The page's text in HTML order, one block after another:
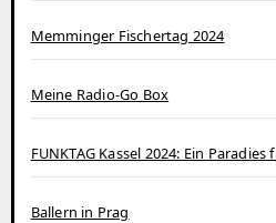
Memminger Fischertag 2024
Meine Radio-Go Box
FUNKTAG Kassel 2024: Ein
Ballern in Prag